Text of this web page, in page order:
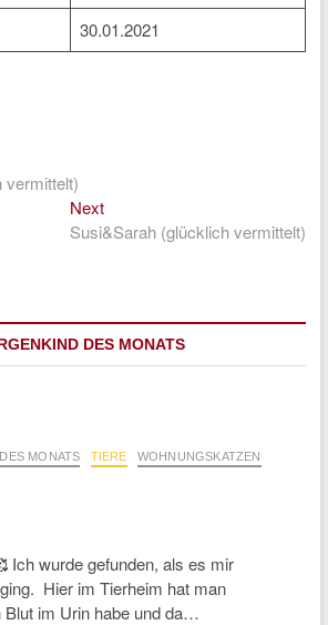
30.01.2021
vermittelt)
NextNext
post:
Susi&Sarah (glücklich vermittelt)
DES MONATS
MONATS TIERE WOHNUNGSKATZEN
Ich wurde gefunden, als es mir
Hier im Tierheim hat man
im Urin habe und da…